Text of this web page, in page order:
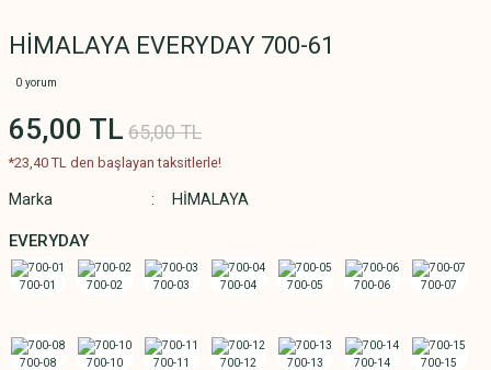
HİMALAYA EVERYDAY 700-61
0 yorum
65,00 TL 65,00 TL
*23,40 TL den başlayan taksitlerle!
Marka HİMALAYA
EVERYDAY